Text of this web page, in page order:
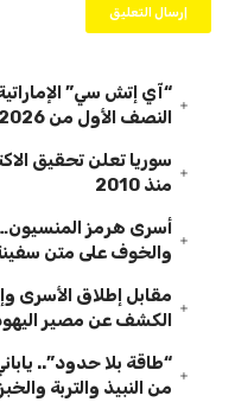
“آي إتش سي”
النصف الأول من 2026
سوريا تعلن تحقيق
منذ 2010
والخوف على متن
مقابل إطلاق الأسرى
الكشف عن مصير
“طاقة بلا حدود”..
من النبيذ والتربة والخبز